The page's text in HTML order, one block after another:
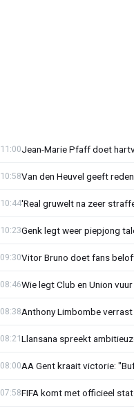
Jean-Marie Pfaff doet
11:00
Van den Heuvel geeft
10:58
'Real gruwelt na zeer
10:44
Genk legt weer piepjong
10:23
Vitor Bruno doet fans
09:30
Wie legt Club en Union
08:46
Anthony Limbombe
08:38
Llansana spreekt
08:21
AA Gent kraait victorie:
08:00
FIFA komt met officieel
07:58